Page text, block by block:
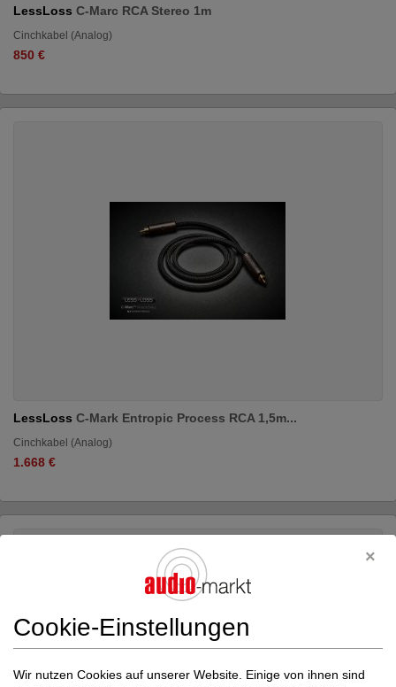
LessLoss C-Marc RCA Stereo 1m
Cinchkabel (Analog)
850 €
LessLoss C-Mark Entropic Process RCA 1,5m...
Cinchkabel (Analog)
1.668 €
Cookie-Einstellungen
Wir nutzen Cookies auf unserer Website. Einige von ihnen sind